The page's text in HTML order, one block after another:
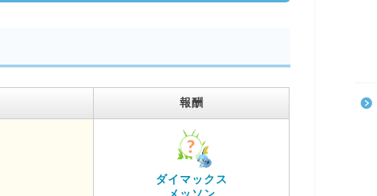
報酬
ダイマックス